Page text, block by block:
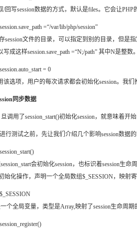
/回写session数据的方式，默认是files。它会让
session.save_path =“/var/lib/php/session”
session文件的目录，可以指定到别的目录，但是
写成这样session.save_path =“N;/path” 其中N是
session.auto_start = 0
该选项，用户的每次请求都会初始化session。我们
同步数据
调用了session_start()初始化session，就意味着
行测试之前，先让我们介绍几个影响session数据
session_start()
会初始化session，也标识着session生
始化操作，声明一个全局数组$_SESSION，映射
$_SESSION
个全局变量，类型是Array,映射了session生命周
session_register()